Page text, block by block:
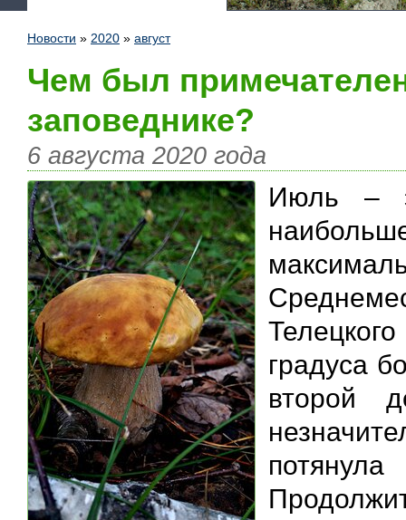
Новости » 2020 » август
Чем был
заповеднике?
6 августа 2020 года
Июль –
градуса
второй